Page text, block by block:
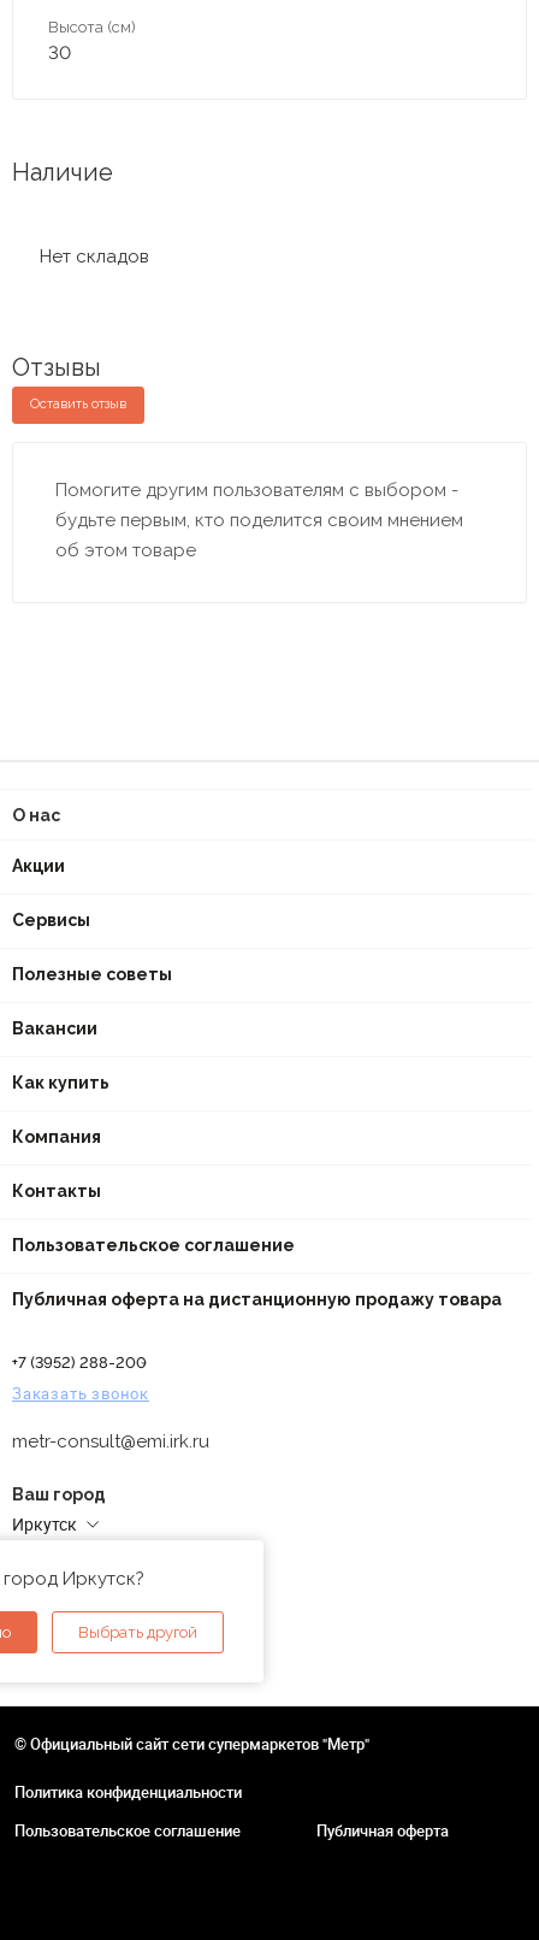
Высота (см)
30
Наличие
Нет складов
Отзывы
Оставить отзыв
Помогите другим пользователям с выбором -
будьте первым, кто поделится своим мнением
об этом товаре
О нас
Акции
Сервисы
Полезные советы
Вакансии
Как купить
Компания
Контакты
Пользовательское соглашение
Публичная оферта на дистанционную продажу товара
+7 (3952) 288-200
Заказать звонок
metr-consult@emi.irk.ru
Ваш город
Иркутск
Иркутск?
Выбрать другой
© Официальный сайт сети супермаркетов "Метр"
Политика конфиденциальности
Пользовательское соглашение
Публичная оферта